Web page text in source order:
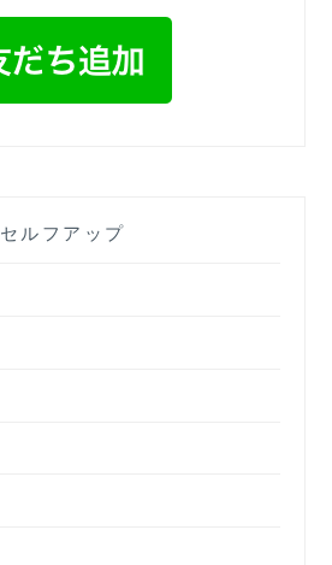
セルフアップ